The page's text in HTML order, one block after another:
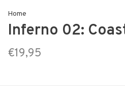
Home
Inferno 02:
€19,95